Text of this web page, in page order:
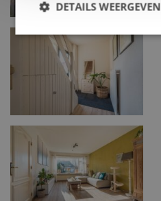
0599 - 65 06 54
Routebeschrijving
DETAILS WEERGEVEN